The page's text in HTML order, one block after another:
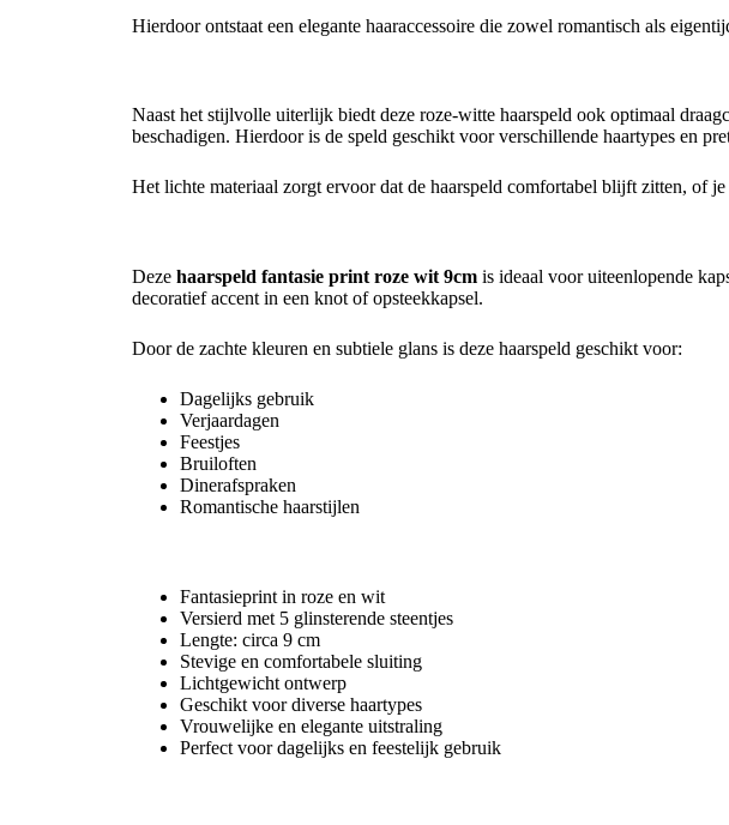
Hierdoor ontstaat een elegante haaraccessoire die zowel romantisch als
Naast het stijlvolle uiterlijk biedt deze roze-witte haarspeld ook optimaal
beschadigen. Hierdoor is de speld geschikt voor verschillende haartypes en
Het lichte materiaal zorgt ervoor dat de haarspeld comfortabel blijft zitten, of
Deze haarspeld fantasie print roze wit 9cm is ideaal voor uiteenlopende
decoratief accent in een knot of opsteekkapsel.
Door de zachte kleuren en subtiele glans is deze haarspeld geschikt voor:
Dagelijks gebruik
Verjaardagen
Feestjes
Bruiloften
Dinerafspraken
Romantische haarstijlen
Fantasieprint in roze en wit
Versierd met 5 glinsterende steentjes
Lengte: circa 9 cm
Stevige en comfortabele sluiting
Lichtgewicht ontwerp
Geschikt voor diverse haartypes
Vrouwelijke en elegante uitstraling
Perfect voor dagelijks en feestelijk gebruik